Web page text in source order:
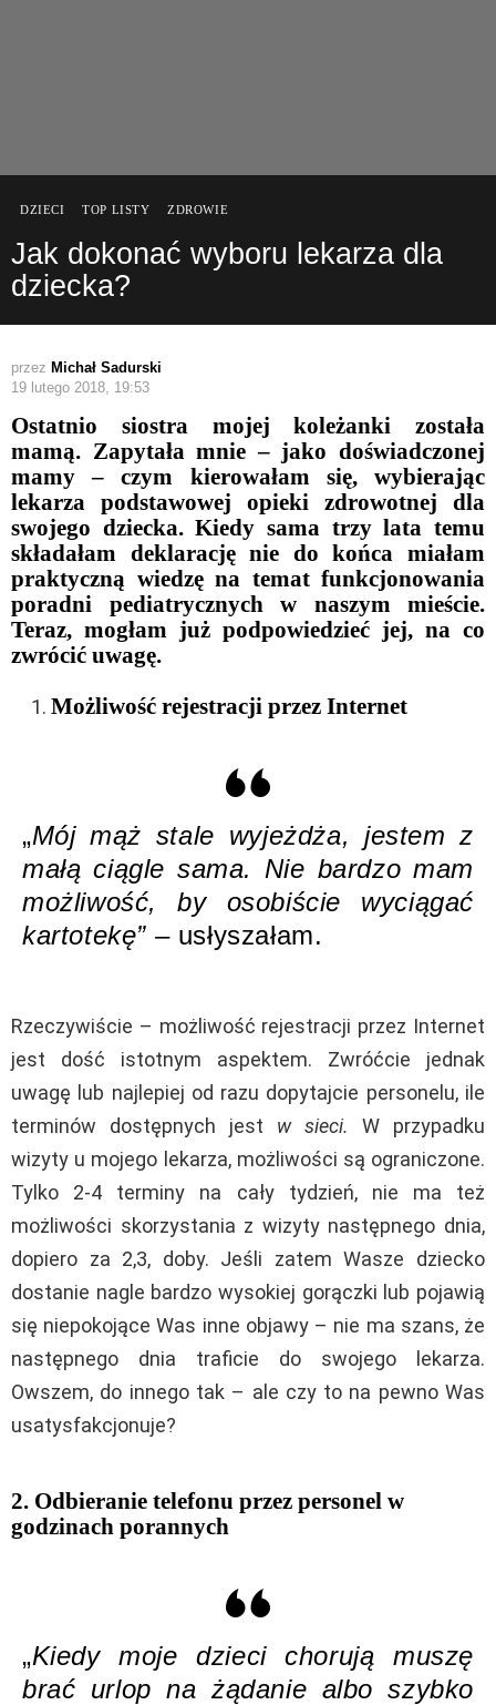
DZIECI TOP LISTY ZDROWIE
Jak dokonać wyboru lekarza dla
dziecka?
przez Michał Sadurski
19 lutego 2018, 19:53
Ostatnio siostra mojej koleżanki została
mamą. Zapytała mnie – jako doświadczonej
mamy – czym kierowałam się, wybierając
lekarza podstawowej opieki zdrowotnej dla
swojego dziecka. Kiedy sama trzy lata temu
składałam deklarację nie do końca miałam
praktyczną wiedzę na temat funkcjonowania
poradni pediatrycznych w naszym mieście.
Teraz, mogłam już podpowiedzieć jej, na co
zwrócić uwagę.
Możliwość rejestracji przez Internet
„Mój mąż stale wyjeżdża, jestem z
małą ciągle sama. Nie bardzo mam
możliwość, by osobiście wyciągać
kartotekę” – usłyszałam.
Rzeczywiście – możliwość rejestracji przez Internet
jest dość istotnym aspektem. Zwróćcie jednak
uwagę lub najlepiej od razu dopytajcie personelu, ile
terminów dostępnych jest w sieci. W przypadku
wizyty u mojego lekarza, możliwości są ograniczone.
Tylko 2-4 terminy na cały tydzień, nie ma też
możliwości skorzystania z wizyty następnego dnia,
dopiero za 2,3, doby. Jeśli zatem Wasze dziecko
dostanie nagle bardzo wysokiej gorączki lub pojawią
się niepokojące Was inne objawy – nie ma szans, że
następnego dnia traficie do swojego lekarza.
Owszem, do innego tak – ale czy to na pewno Was
usatysfakcjonuje?
2. Odbieranie telefonu przez personel w
godzinach porannych
„Kiedy moje dzieci chorują muszę
brać urlop na żądanie albo szybko